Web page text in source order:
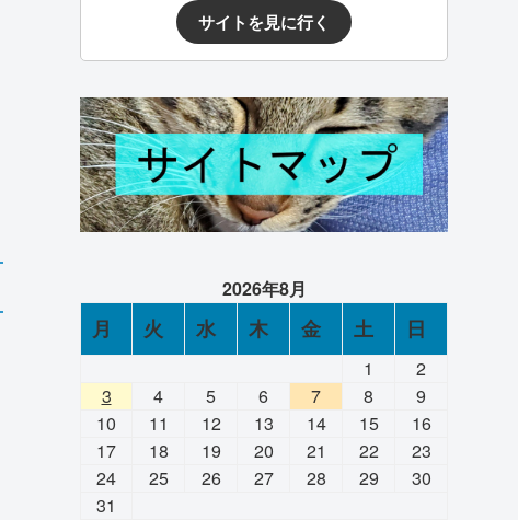
サイトを見に行く
2026年8月
月 火 水 木 金 土 日
1
2
3
4 5 6 7 8
9
10
11 12 13 14 15
16
17
18 19 20 21 22
23
24
25 26 27 28 29
30
31